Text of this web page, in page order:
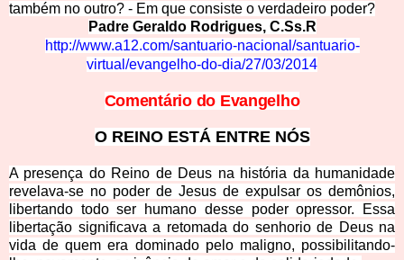
também no outro? - Em que consiste o verdadeiro poder?
Padre Geraldo Rodrigues, C.Ss.R
http://www.a12.com/santuario-nacional/santuario-
virtual/evangelho-do-dia/27/03/2014
Comentário do Evangelho
O REINO ESTÁ ENTRE NÓS
A presença do Reino de Deus na história da humanidade
revelava-se no poder de Jesus de expulsar os demônios,
libertando todo ser humano desse poder opressor. Essa
libertação significava a retomada do senhorio de Deus na
vida de quem era dominado pelo maligno, possibilitando-